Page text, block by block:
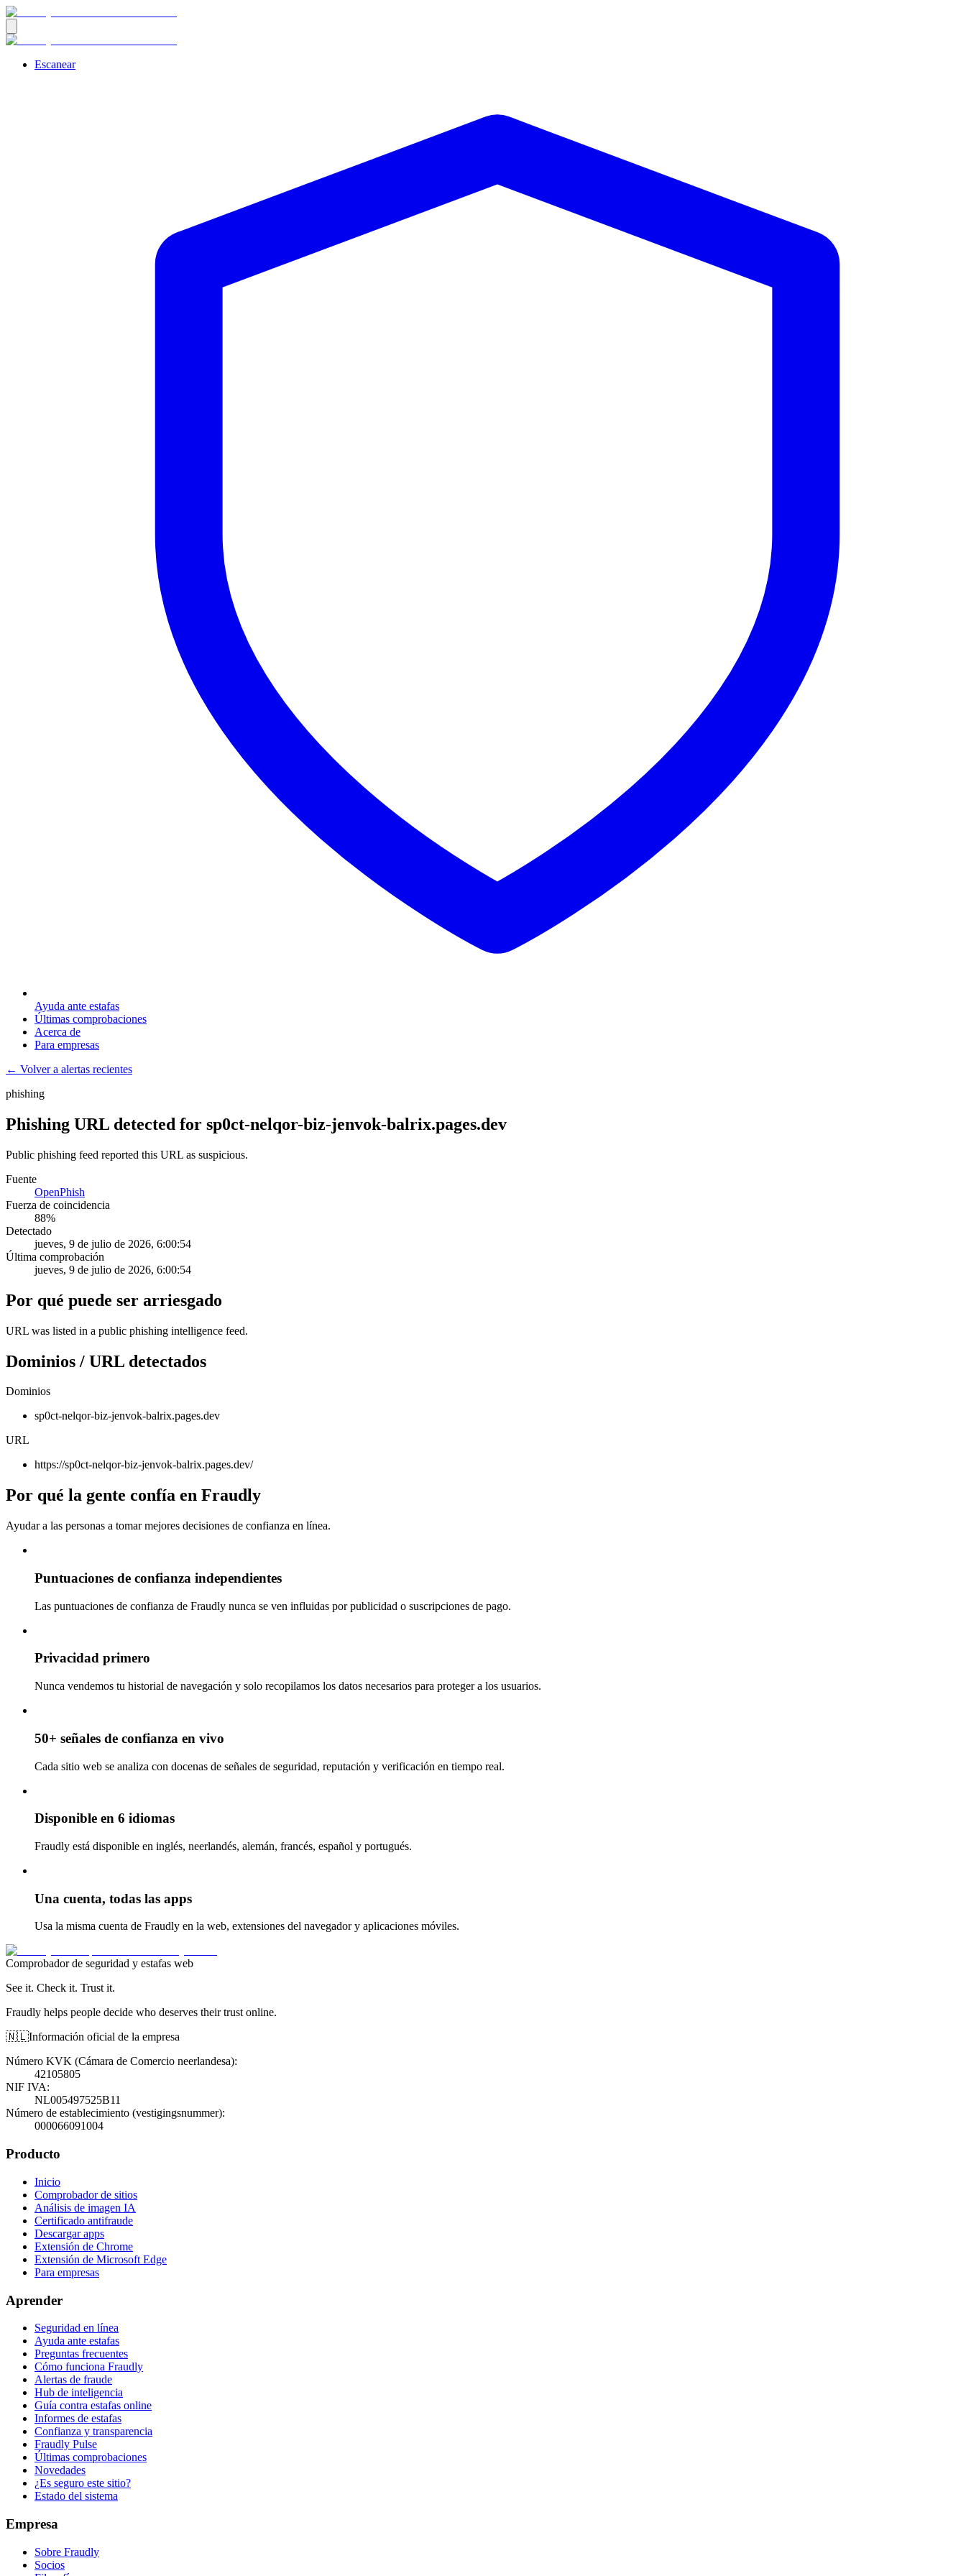
Escanear
Ayuda ante estafas
Últimas comprobaciones
Acerca de
Para empresas
← Volver a alertas recientes
phishing
Phishing URL detected for sp0ct-nelqor-biz-jenvok-balrix.pages.dev
Public phishing feed reported this URL as suspicious.
Fuente
OpenPhish
Fuerza de coincidencia
88%
Detectado
jueves, 9 de julio de 2026, 6:00:54
Última comprobación
jueves, 9 de julio de 2026, 6:00:54
Por qué puede ser arriesgado
URL was listed in a public phishing intelligence feed.
Dominios / URL detectados
Dominios
sp0ct-nelqor-biz-jenvok-balrix.pages.dev
URL
https://sp0ct-nelqor-biz-jenvok-balrix.pages.dev/
Por qué la gente confía en Fraudly
Ayudar a las personas a tomar mejores decisiones de confianza en línea.
Puntuaciones de confianza independientes
Las puntuaciones de confianza de Fraudly nunca se ven influidas por publicidad o suscripciones de pago.
Privacidad primero
Nunca vendemos tu historial de navegación y solo recopilamos los datos necesarios para proteger a los usuarios.
50+ señales de confianza en vivo
Cada sitio web se analiza con docenas de señales de seguridad, reputación y verificación en tiempo real.
Disponible en 6 idiomas
Fraudly está disponible en inglés, neerlandés, alemán, francés, español y portugués.
Una cuenta, todas las apps
Usa la misma cuenta de Fraudly en la web, extensiones del navegador y aplicaciones móviles.
Comprobador de seguridad y estafas web
See it. Check it. Trust it.
Fraudly helps people decide who deserves their trust online.
🇳🇱Información oficial de la empresa
Número KVK (Cámara de Comercio neerlandesa):
42105805
NIF IVA:
NL005497525B11
Número de establecimiento (vestigingsnummer):
000066091004
Producto
Inicio
Comprobador de sitios
Análisis de imagen IA
Certificado antifraude
Descargar apps
Extensión de Chrome
Extensión de Microsoft Edge
Para empresas
Aprender
Seguridad en línea
Ayuda ante estafas
Preguntas frecuentes
Cómo funciona Fraudly
Alertas de fraude
Hub de inteligencia
Guía contra estafas online
Informes de estafas
Confianza y transparencia
Fraudly Pulse
Últimas comprobaciones
Novedades
¿Es seguro este sitio?
Estado del sistema
Empresa
Sobre Fraudly
Socios